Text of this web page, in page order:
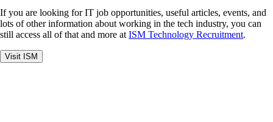
If you are looking for IT job opportunities, useful articles, events, and
lots of other information about working in the tech industry, you can
still access all of that and more at ISM Technology Recruitment.
Visit ISM